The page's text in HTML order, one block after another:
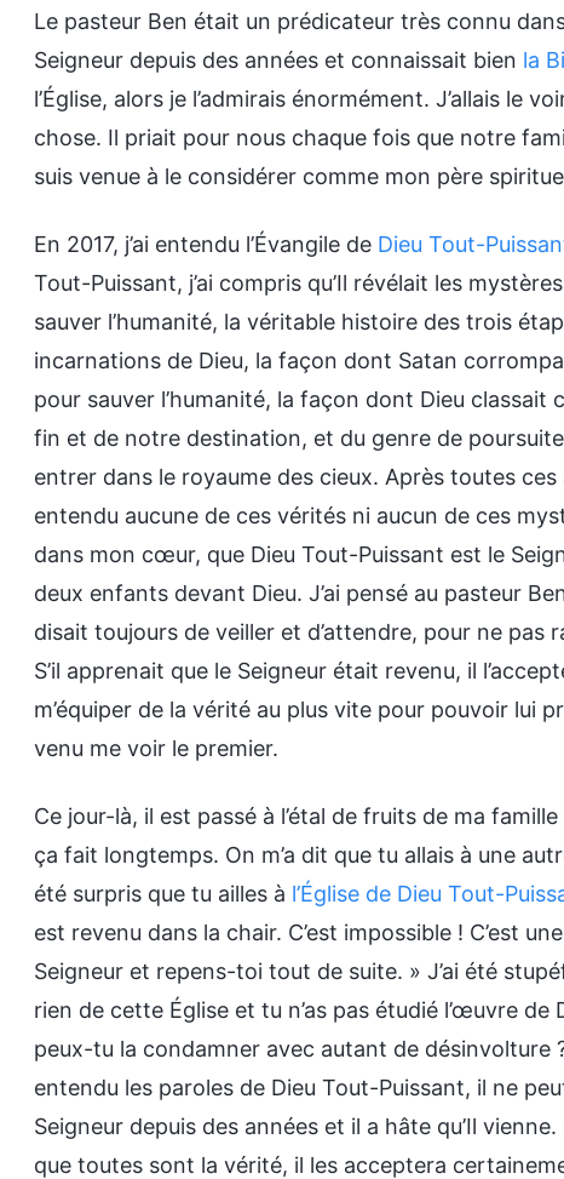
Le pasteur Ben était un prédicateur très connu
Seigneur depuis des années et connaissait bien la
l’Église, alors je l’admirais énormément. J’allais le
chose. Il priait pour nous chaque fois que notre
suis venue à le considérer comme mon père
En 2017, j’ai entendu l’Évangile de Dieu Tout-
Tout-Puissant, j’ai compris qu’Il révélait les
sauver l’humanité, la véritable histoire des trois
incarnations de Dieu, la façon dont Satan
pour sauver l’humanité, la façon dont Dieu
fin et de notre destination, et du genre de
entrer dans le royaume des cieux. Après toutes
entendu aucune de ces vérités ni aucun de ces
dans mon cœur, que Dieu Tout-Puissant est le
deux enfants devant Dieu. J’ai pensé au pasteur
disait toujours de veiller et d’attendre, pour ne pas
S’il apprenait que le Seigneur était revenu, il
m’équiper de la vérité au plus vite pour pouvoir lui
venu me voir le premier.
Ce jour-là, il est passé à l’étal de fruits de ma
ça fait longtemps. On m’a dit que tu allais à une
été surpris que tu ailles à l’Église de Dieu Tout-
est revenu dans la chair. C’est impossible ! C’est
Seigneur et repens-toi tout de suite. » J’ai été
rien de cette Église et tu n’as pas étudié l’œuvre
peux-tu la condamner avec autant de désinvolture
entendu les paroles de Dieu Tout-Puissant, il ne
Seigneur depuis des années et il a hâte qu’Il
que toutes sont la vérité, il les acceptera